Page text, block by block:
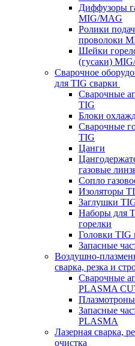
Диффузоры
MIG/MAG
Ролики
проволоки
Шейки
(гусаки)
Сварочное
для TIG сварки
Сварочные
TIG
Блоки
Сварочные
TIG
Цанги
газовые
Сопло
Изоляторы
Заглушки
Наборы для
горелки
Головки TIG
Запасные
Воздушно-
сварка, резка и
Сварочные
PLASMA
Плазмотроны
Запасные
PLASMA
Лазерная сварка,
очистка